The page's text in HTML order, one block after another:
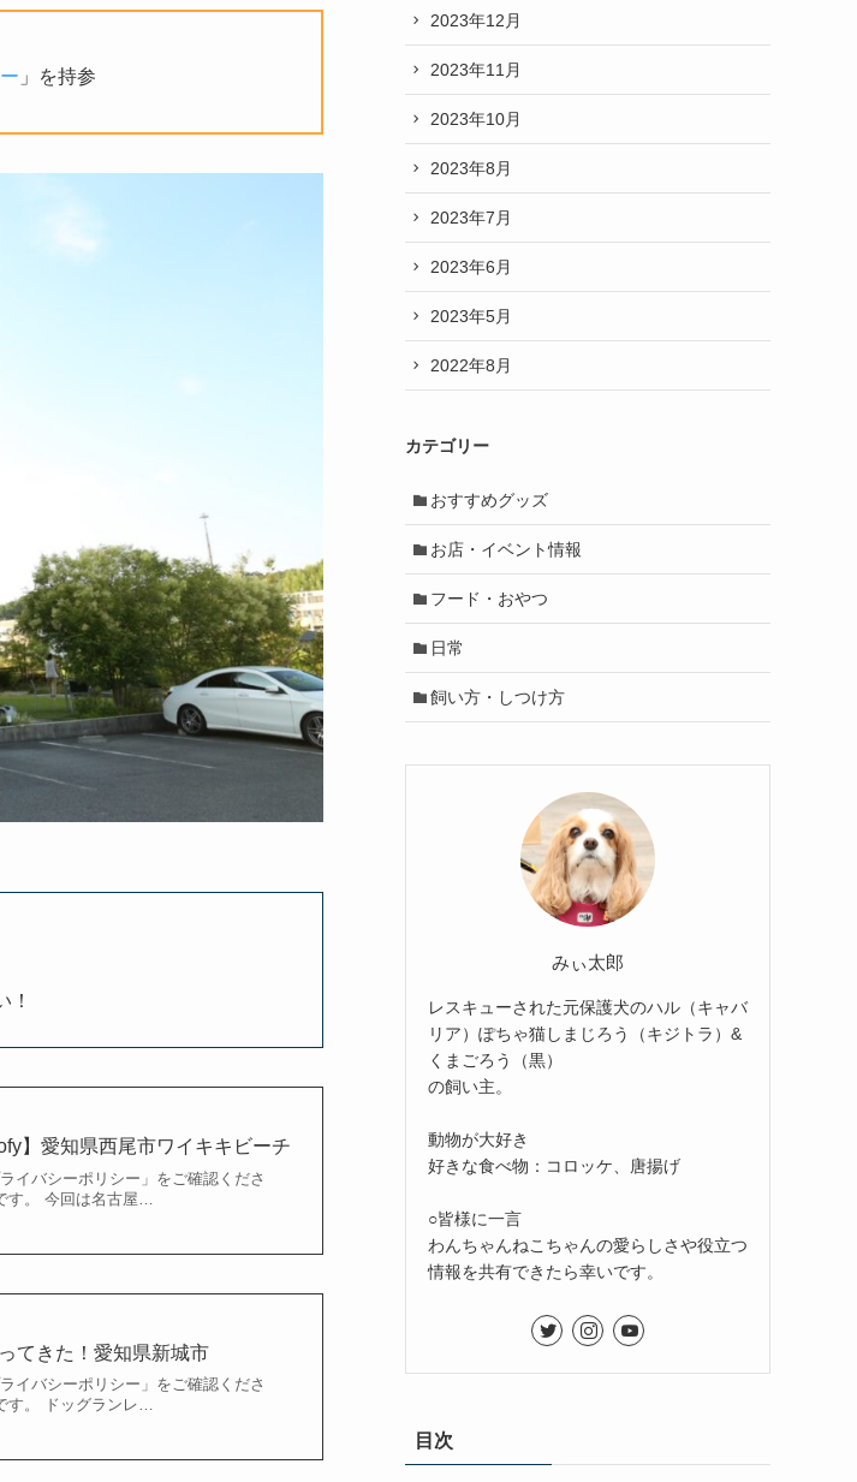
」を持参
！
】愛知県西尾市ワイキキビーチ
イバシーポリシー」をご確認くださ
す。 今回は名古屋…
てきた！愛知県新城市
イバシーポリシー」をご確認くださ
す。 ドッグランレ…
2023年12月
2023年11月
2023年10月
2023年8月
2023年7月
2023年6月
2023年5月
2022年8月
カテゴリー
おすすめグッズ
お店・イベント情報
フード・おやつ
日常
飼い方・しつけ方
みぃ太郎
レスキューされた元保護犬のハル（キャバ
リア）ぽちゃ猫しまじろう（キジトラ）&
くまごろう（黒）
の飼い主。
動物が大好き
好きな食べ物：コロッケ、唐揚げ
○皆様に一言
わんちゃんねこちゃんの愛らしさや役立つ
情報を共有できたら幸いです。
目次